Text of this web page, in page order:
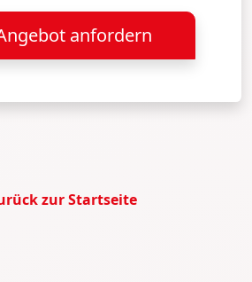
anfordern
zur Startseite